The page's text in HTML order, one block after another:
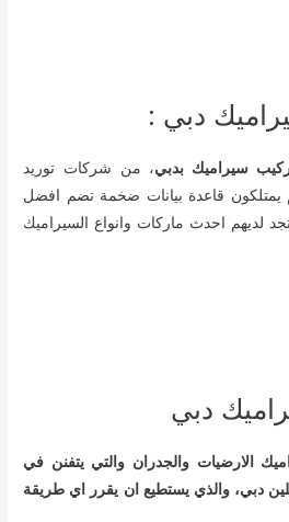
دبي :
سيراميك بدبي، من شركات توريد
يمتلكون قاعدة بيانات ضخمة تضم افضل
لديهم احدث ماركات وانواع السيراميك
دبي
الارضيات والجدران والتي يتفنن في
دبي، والذي يستطيع ان يقرر اي طريقة